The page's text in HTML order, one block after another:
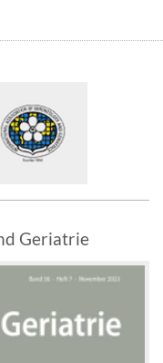
Geriatrie